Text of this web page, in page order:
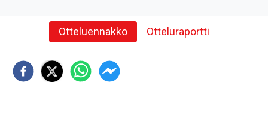
Otteluennakko Otteluraportti